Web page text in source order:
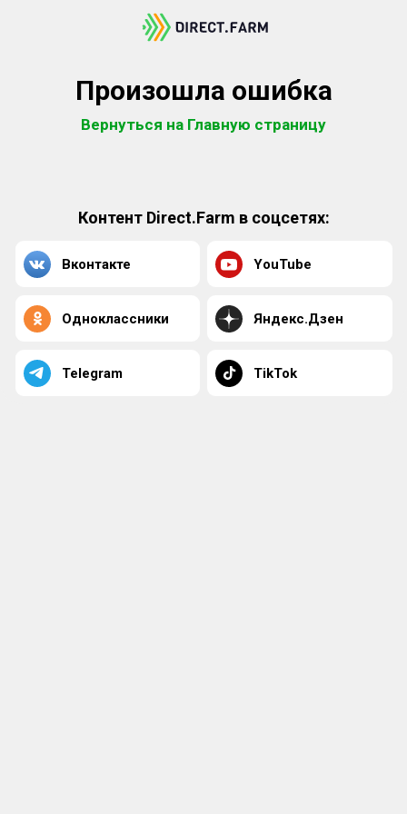
Произошла ошибка
Вернуться на Главную страницу
Контент Direct.Farm в соцсетях:
Вконтакте YouTube
Одноклассники Яндекс.Дзен
Telegram TikTok